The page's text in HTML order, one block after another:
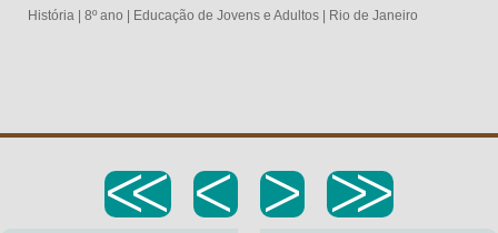
História 8º ano Educação de Jovens e Adultos Rio de Janeiro
<< < > >>